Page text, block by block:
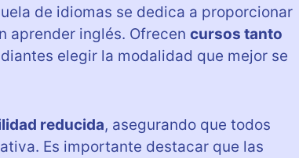
de idiomas se dedica a proporcionar
aprender inglés. Ofrecen cursos tanto
elegir la modalidad que mejor se
reducida, asegurando que todos
Es importante destacar que las